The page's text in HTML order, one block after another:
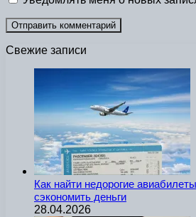
Свежие записи
Как найти недорогие
сэкономить деньги
28.04.2026